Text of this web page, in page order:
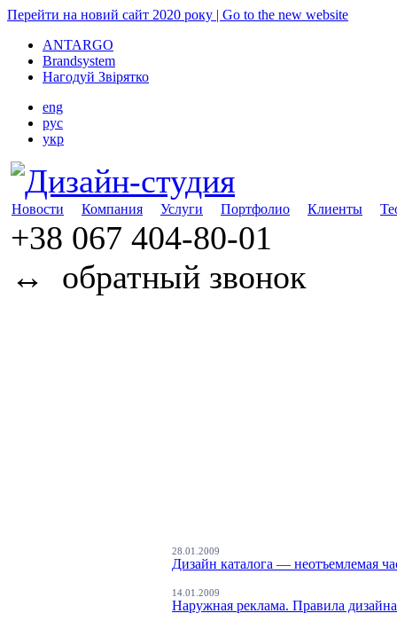
Перейти на новий сайт 2020 року | Go to the new website
ANTARGO
Brandsystem
Нагодуй Звірятко
eng
рус
укр
Новости Компания Услуги Портфолио Клиенты
+38 067 404-80-01
↔
обратный звонок
28.01.2009
Дизайн каталога — неотъемлемая
14.01.2009
Наружная реклама. Правила дизайна